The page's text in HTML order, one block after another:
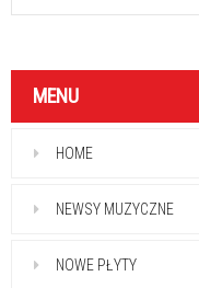
MENU
HOME
NEWSY MUZYCZNE
NOWE PŁYTY